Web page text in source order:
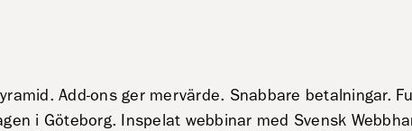
Add-ons ger mervärde. Snabbare betalningar.
i Göteborg. Inspelat webbinar med Svensk